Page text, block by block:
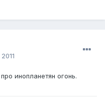
инопланетян огонь.